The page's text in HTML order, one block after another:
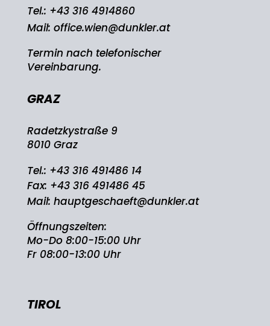
Tel.: +43 316 4914860
Mail: office.wien@dunkler.at
Termin nach telefonischer
Vereinbarung.
GRAZ
Radetzkystraße 9
8010 Graz
Tel.: +43 316 491486 14
Fax: +43 316 491486 45
Mail: hauptgeschaeft@dunkler.at
Öffnungszeiten:
Mo-Do 8:00-15:00 Uhr
Fr 08:00-13:00 Uhr
TIROL